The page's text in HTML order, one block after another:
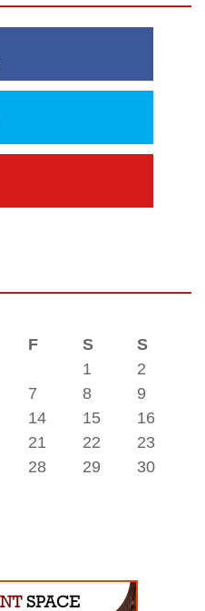
F S
S
1
2
7 8
9
14 15
16
21 22
23
28 29
30